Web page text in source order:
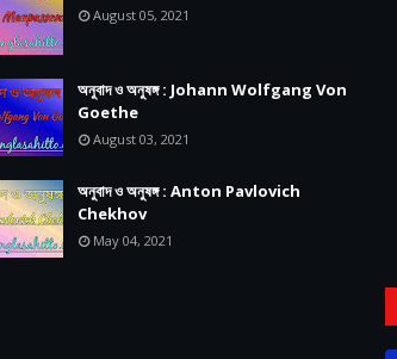
August 05, 2021
অনুবাদ ও অনুষঙ্গ : Johann Wolfgang Von
Goethe
August 03, 2021
অনুবাদ ও অনুষঙ্গ : Anton Pavlovich
Chekhov
May 04, 2021